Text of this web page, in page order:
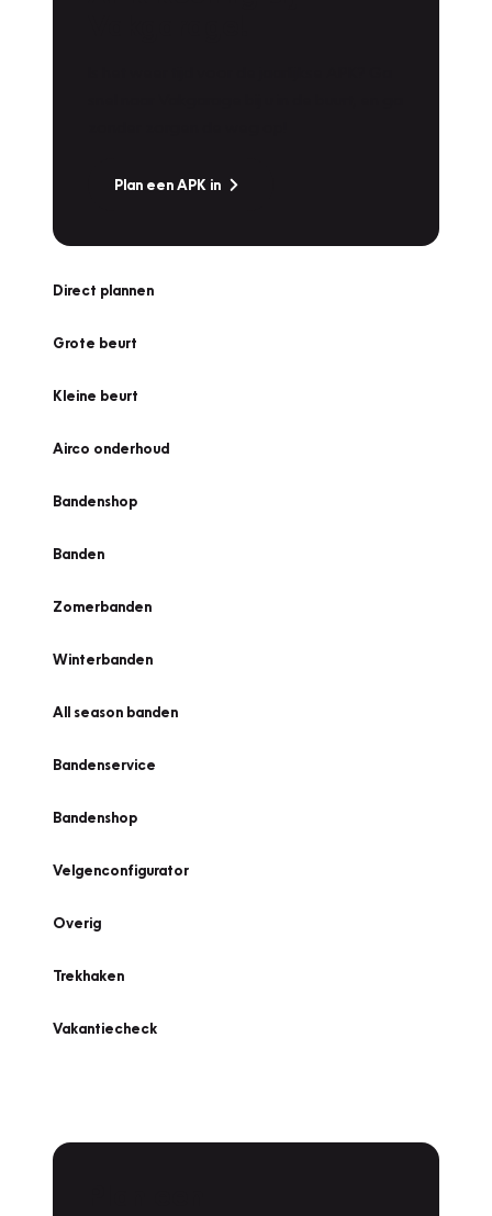
Plan een APK in
Direct plannen
Grote beurt
Kleine beurt
Airco onderhoud
Bandenshop
Banden
Zomerbanden
Winterbanden
All season banden
Bandenservice
Bandenshop
Velgenconfigurator
Overig
Trekhaken
Vakantiecheck